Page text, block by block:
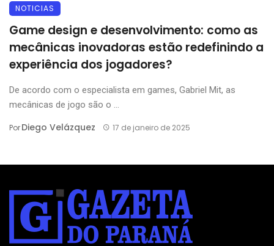
NOTICIAS
Game design e desenvolvimento: como as
mecânicas inovadoras estão redefinindo a
experiência dos jogadores?
De acordo com o especialista em games, Gabriel Mit, as
mecânicas de jogo são o ...
PorDiego Velázquez 17 de janeiro de 2025